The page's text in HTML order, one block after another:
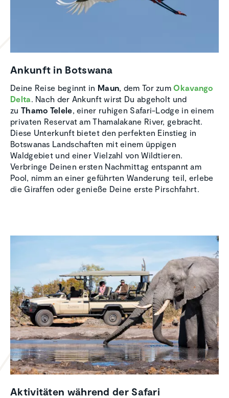
Ankunft in Botswana
Deine Reise beginnt in Maun, dem Tor zumOkavango
Delta. Nach der Ankunft wirst Du abgeholt und
zu Thamo Telele, einer ruhigen Safari-Lodge in einem
privaten Reservat am Thamalakane River, gebracht.
Diese Unterkunft bietet den perfekten Einstieg in
Botswanas Landschaften mit einem üppigen
Waldgebiet und einer Vielzahl von Wildtieren.
Verbringe Deinen ersten Nachmittag entspannt am
Pool, nimm an einer geführten Wanderung teil, erlebe
die Giraffen oder genieße Deine erste Pirschfahrt.
Aktivi­täten während der Safari